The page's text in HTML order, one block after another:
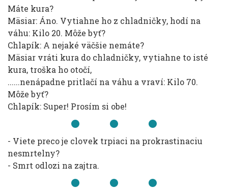
Máte kura?
Mäsiar: Áno. Vytiahne ho z chladničky, hodí na
váhu: Kilo 20. Môže byť?
Chlapík: A nejaké väčšie nemáte?
Mäsiar vráti kura do chladničky, vytiahne to isté
kura, troška ho otočí,
......nenápadne pritlačí na váhu a vraví: Kilo 70.
Môže byť?
Chlapík: Super! Prosím si obe!
- Viete preco je clovek trpiaci na prokrastinaciu
nesmrtelny?
- Smrt odlozi na zajtra.